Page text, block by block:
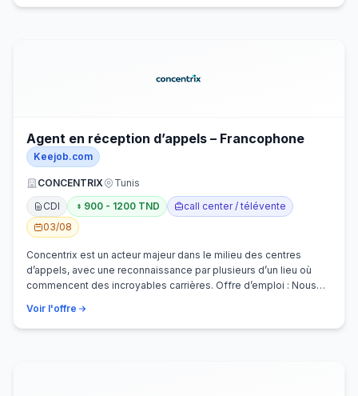
Agent en réception d’appels – Francophone
Keejob.com
CONCENTRIX
Tunis
CDI
900 - 1200 TND
call center / télévente
03/08
Concentrix est un acteur majeur dans le milieu des centres
d’appels, avec une reconnaissance par plusieurs d’un lieu où
commencent des incroyables carrières. Offre d’emploi : Nous
Voir l'offre